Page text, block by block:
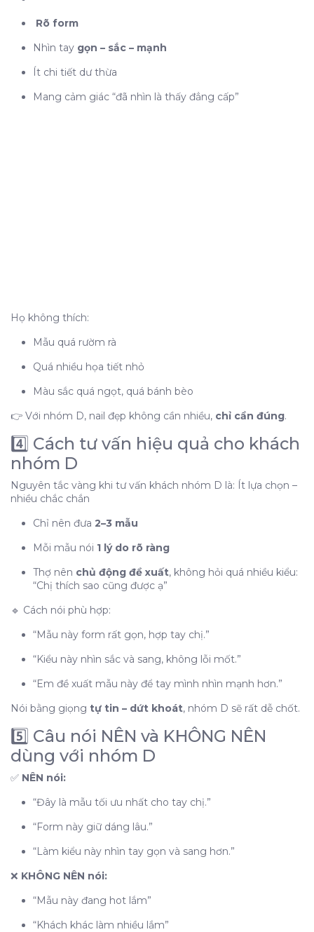
Rõ form
Nhìn tay gọn – sắc – mạnh
Ít chi tiết dư thừa
Mang cảm giác “đã nhìn là thấy đẳng cấp”
Họ không thích:
Mẫu quá rườm rà
Quá nhiều họa tiết nhỏ
Màu sắc quá ngọt, quá bánh bèo
👉 Với nhóm D, nail đẹp không cần nhiều, chỉ cần đúng.
4️⃣ Cách tư vấn hiệu quả cho khách
nhóm D
Nguyên tắc vàng khi tư vấn khách nhóm D là: Ít lựa chọn –
nhiều chắc chắn
Chỉ nên đưa 2–3 mẫu
Mỗi mẫu nói 1 lý do rõ ràng
Thợ nên chủ động đề xuất, không hỏi quá nhiều kiểu:
“Chị thích sao cũng được ạ”
🔹 Cách nói phù hợp:
“Mẫu này form rất gọn, hợp tay chị.”
“Kiểu này nhìn sắc và sang, không lỗi mốt.”
“Em đề xuất mẫu này để tay mình nhìn mạnh hơn.”
Nói bằng giọng tự tin – dứt khoát, nhóm D sẽ rất dễ chốt.
5️⃣ Câu nói NÊN và KHÔNG NÊN
dùng với nhóm D
✅ NÊN nói:
“Đây là mẫu tối ưu nhất cho tay chị.”
“Form này giữ dáng lâu.”
“Làm kiểu này nhìn tay gọn và sang hơn.”
❌ KHÔNG NÊN nói:
“Mẫu này đang hot lắm”
“Khách khác làm nhiều lắm”